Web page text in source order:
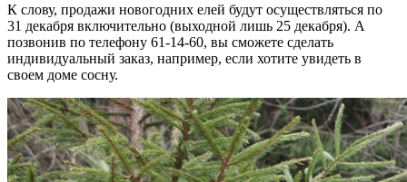
К слову, продажи новогодних елей будут осуществляться по
31 декабря включительно (выходной лишь 25 декабря). А
позвонив по телефону 61-14-60, вы сможете сделать
индивидуальный заказ, например, если хотите увидеть в
своем доме сосну.